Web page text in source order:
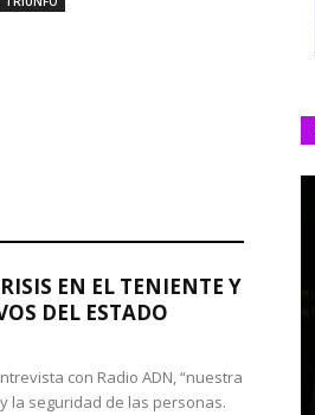
EN EL TENIENTE Y
DEL ESTADO
con Radio ADN, “nuestra
la seguridad de las personas.